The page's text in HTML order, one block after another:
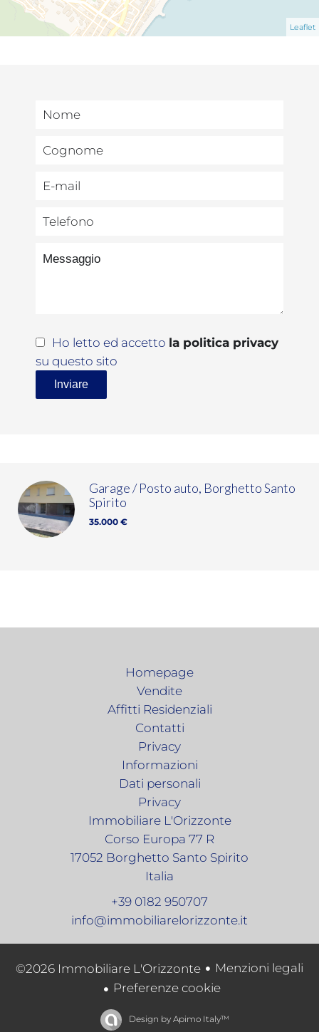
Leaflet
Ho letto ed accetto la politica privacy
su questo sito
Inviare
Garage / Posto auto, Borghetto Santo
Spirito
35.000 €
Homepage
Vendite
Affitti Residenziali
Contatti
Privacy
Informazioni
Dati personali
Privacy
Immobiliare L'Orizzonte
Corso Europa 77 R
17052 Borghetto Santo Spirito
Italia
+39 0182 950707
info@immobiliarelorizzonte.it
©2026 Immobiliare L'Orizzonte
Menzioni legali
Preferenze cookie
Design by Apimo Italy™